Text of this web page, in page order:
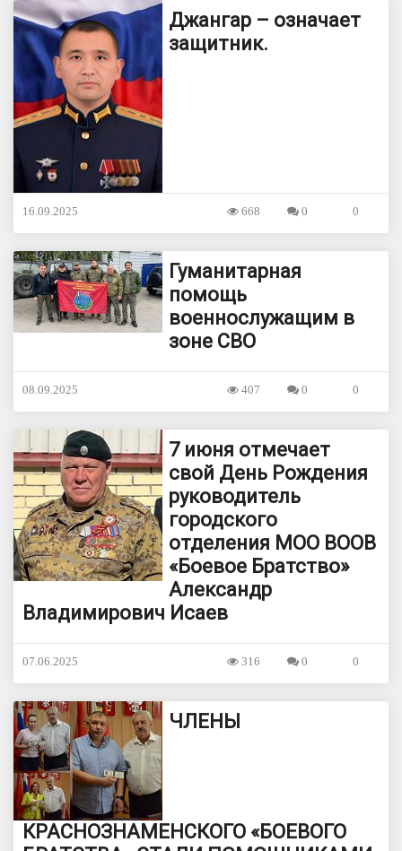
Джангар – означает
защитник.
16.09.2025 0
0
668
Гуманитарная
помощь
военнослужащим в
зоне СВО
08.09.2025 0
0
407
7 июня отмечает
свой День Рождения
руководитель
городского
отделения МОО ВООВ
«Боевое Братство»
Александр
Владимирович Исаев
07.06.2025 0
0
316
ЧЛЕНЫ
КРАСНОЗНАМЕНСКОГО «БОЕВОГО